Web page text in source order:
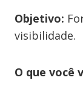
Objetivo:
visibilidade.
O que você